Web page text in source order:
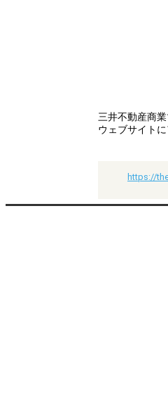
三井不動産商
ウェブサイト
https://